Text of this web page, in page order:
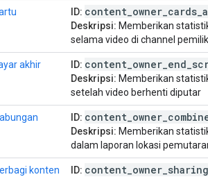
ID: content owner cards
Deskripsi: Memberikan
selama video di channel
akhir ID: content owner end
Deskripsi: Memberikan
setelah video berhenti diputar
ID: content owner
Deskripsi: Memberikan
dalam laporan lokasi
konten
ID: content owner sharing